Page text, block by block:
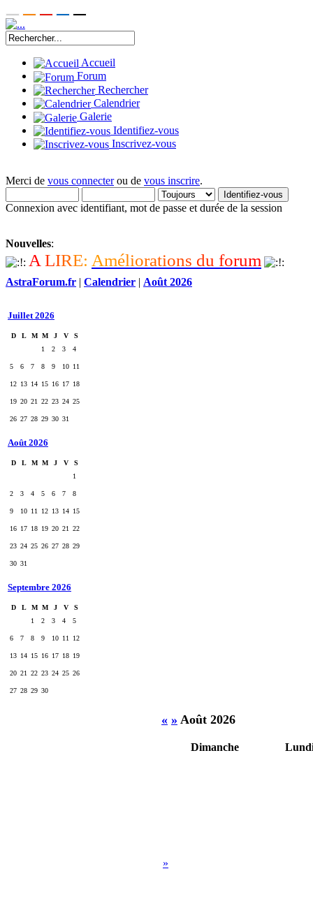
Accueil
Forum
Rechercher
Calendrier
Galerie
Identifiez-vous
Inscrivez-vous
Merci de vous connecterou de vous inscrire.
Connexion avec identifiant, mot de passe et durée de la session
Nouvelles:
A LIRE: Améliorations du forum
AstraForum.fr | Calendrier | Août 2026
Juillet 2026
D L M M J V
S
1
2 3 4
5 6 7 8 9 10 11
12 13 14 15 16 17 18
19 20 21 22 23 24 25
26 27 28 29 30 31
Août 2026
D L M M J V
S
1
2 3 4 5 6 7 8
9 10 11 12 13 14 15
16 17 18 19 20 21 22
23 24 25 26 27 28 29
30 31
Septembre 2026
D L M M J V
S
1
2 3 4 5
6 7 8 9 10 11 12
13 14 15 16 17 18 19
20 21 22 23 24 25 26
27 28 29 30
« » Août 2026
Dimanche
»